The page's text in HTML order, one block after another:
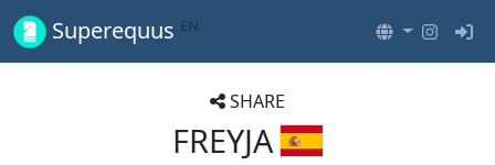
Superequus EN
SHARE
FREYJA